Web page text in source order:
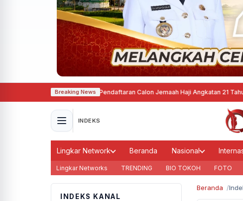
Breaking News
Kota Semarang Mulai Buka Pendaftaran Calon Jemaah Haji Angkatan 21 Tahun
INDEKS
Lingkar Network Beranda Nasional
Lingkar Networks TRENDING BIO TOKOH FOTO
INDEKS KANAL
Beranda